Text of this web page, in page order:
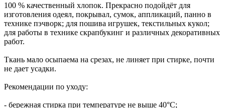
100 % качественный хлопок. Прекрасно подойдёт для
изготовления одеял, покрывал, сумок, аппликаций, панно в
технике пэчворк; для пошива игрушек, текстильных кукол;
для работы в технике скрапбукинг и различных декоративных
работ.
Ткань мало осыпаема на срезах, не линяет при стирке, почти
не дает усадки.
Рекомендации по уходу:
- бережная стирка при температуре не выше 40°С;